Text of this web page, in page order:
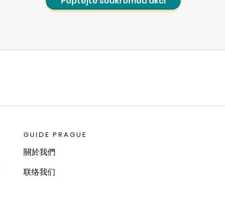
GUIDE PRAGUE
關於我們
联络我们